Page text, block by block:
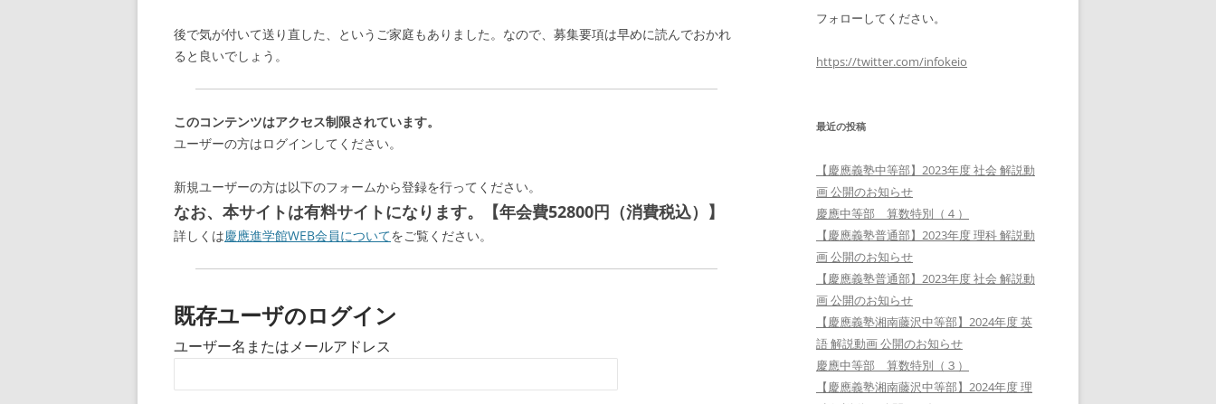
後で気が付いて送り直した、というご家庭もありました。なので、募集要項は早めに読んでおかれ
ると良いでしょう。
このコンテンツはアクセス制限されています。
ユーザーの方はログインしてください。
新規ユーザーの方は以下のフォームから登録を行ってください。
なお、本サイトは有料サイトになります。【年会費52800円（消費税込）】
詳しくは慶應進学館WEB会員についてをご覧ください。
既存ユーザのログイン
ユーザー名またはメールアドレス
フォローしてください。
https://twitter.com/infokeio
最近の投稿
【慶應義塾中等部】2023年度 社会 解説動
画 公開のお知らせ
慶應中等部 算数特別（４）
【慶應義塾普通部】2023年度 理科 解説動
画 公開のお知らせ
【慶應義塾普通部】2023年度 社会 解説動
画 公開のお知らせ
【慶應義塾湘南藤沢中等部】2024年度 英
語 解説動画 公開のお知らせ
慶應中等部 算数特別（３）
【慶應義塾湘南藤沢中等部】2024年度 理